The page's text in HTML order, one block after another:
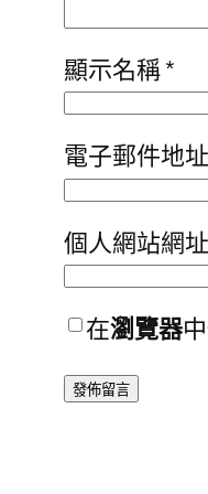
顯示名稱*
電子郵件地
個人網站網址
在瀏覽器